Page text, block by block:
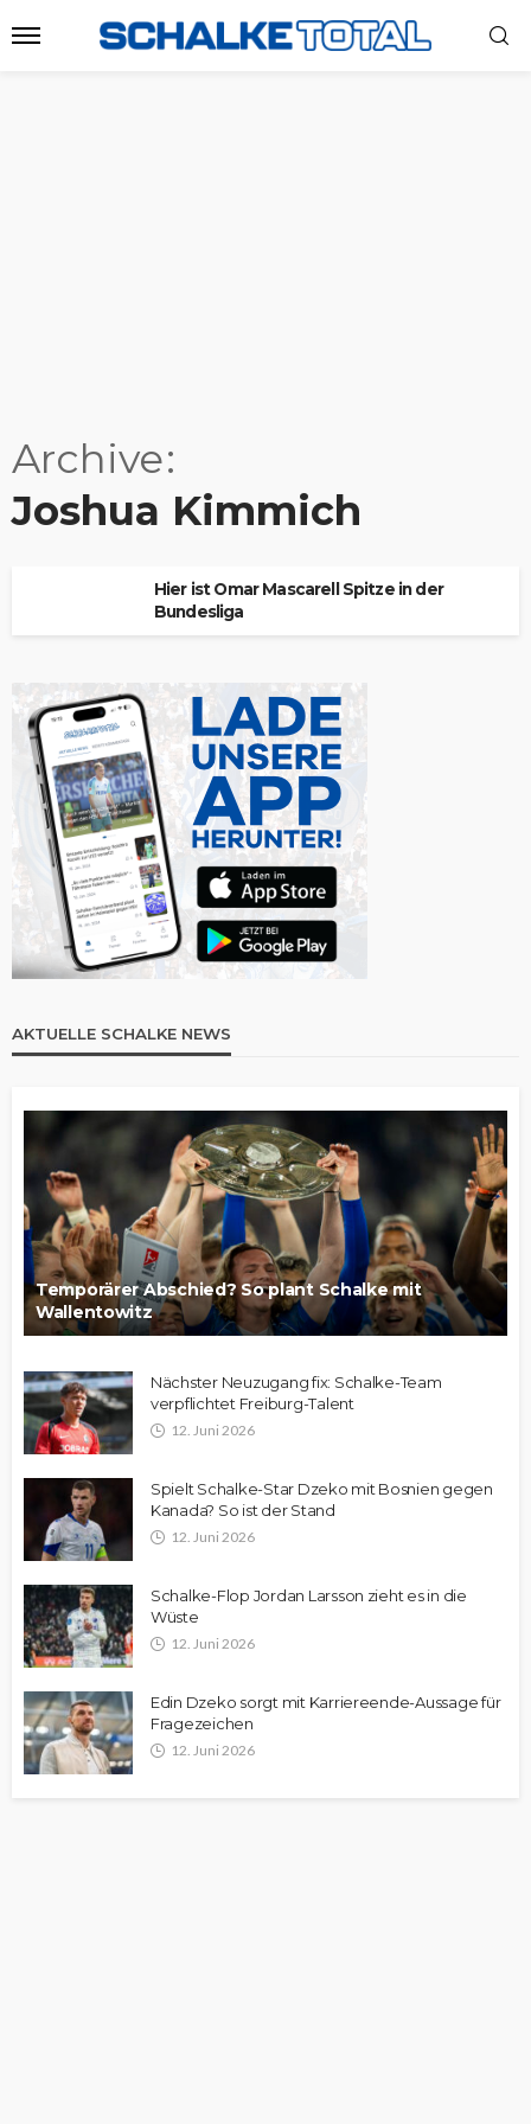
Archive
Joshua Kimmich
Hier ist Omar Mascarell Spitze in der
Bundesliga
AKTUELLE SCHALKE NEWS
Temporärer Abschied? So plant Schalke mit
Wallentowitz
Nächster Neuzugang fix: Schalke-Team
verpflichtet Freiburg-Talent
12. Juni 2026
Spielt Schalke-Star Dzeko mit Bosnien gegen
Kanada? So ist der Stand
12. Juni 2026
Schalke-Flop Jordan Larsson zieht es in die
Wüste
12. Juni 2026
Edin Dzeko sorgt mit Karriereende-Aussage für
Fragezeichen
12. Juni 2026